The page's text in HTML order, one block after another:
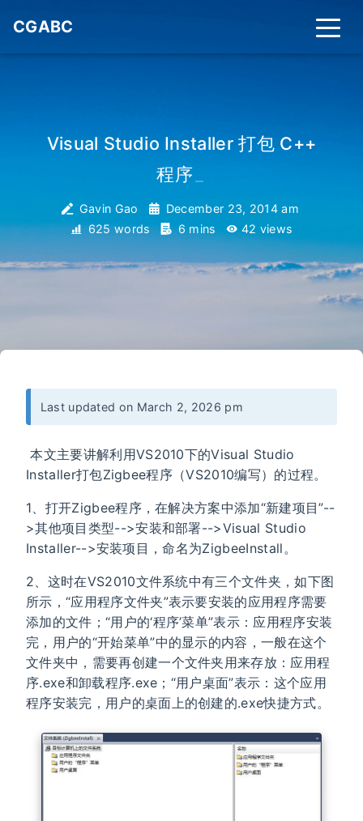
CGABC
Visual Studio Installer 打包 C++
程序
Gavin Gao
December 23, 2014 am
625 words
6 mins 42 views
Last updated on March 2, 2026 pm
​ 本文主要讲解利用VS2010下的Visual Studio
Installer打包Zigbee程序（VS2010编写）的过程。
1、打开Zigbee程序，在解决方案中添加“新建项目”--
>其他项目类型-->安装和部署-->Visual Studio
Installer-->安装项目，命名为ZigbeeInstall。
2、这时在VS2010文件系统中有三个文件夹，如下图
所示，“应用程序文件夹”表示要安装的应用程序需要
添加的文件；“用户的‘程序’菜单”表示：应用程序安装
完，用户的“开始菜单”中的显示的内容，一般在这个
文件夹中，需要再创建一个文件夹用来存放：应用程
序.exe和卸载程序.exe；“用户桌面”表示：这个应用
程序安装完，用户的桌面上的创建的.exe快捷方式。